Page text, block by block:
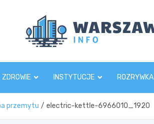
ZDROWIE INSTYTUCJE ROZRYWKA
przemytu electric-kettle-6966010_1920